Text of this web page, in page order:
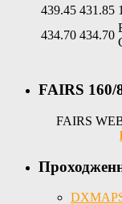
439.45 431.85
434.70 434.70
FAIRS 160/
FAIRS